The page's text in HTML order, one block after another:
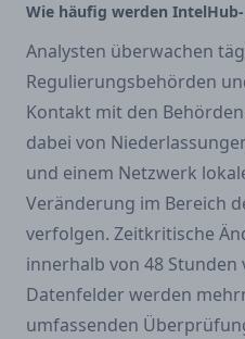
Wie häufig werden
Analysten überwachen
Regulierungsbehörden
Kontakt mit den
dabei von
und einem Netzwerk
Veränderung im Bereich
verfolgen. Zeitkritische
innerhalb von 48
Datenfelder werden
umfassenden